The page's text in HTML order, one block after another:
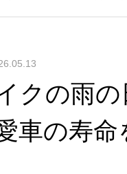
クの雨
車の寿